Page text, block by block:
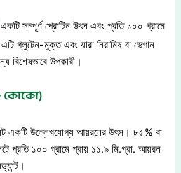
একটি সম্পূর্ণ প্রোটিন উৎস এবং প্রতি ১০০ গ্রামে
গ্লুটেন-মুক্ত এবং যারা নিরামিষ বা ভেগান
বিশেষভাবে উপকারী।
কোকো)
একটি উল্লেখযোগ্য আয়রনের উৎস। ৮৫% বা
প্রতি ১০০ গ্রামে প্রায় ১১.৯ মি.গ্রা. আয়রন